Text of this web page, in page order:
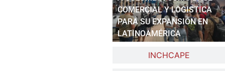
INCHCAPE
COMERCIAL Y LOGISTICA
PARA SU EXPANSIÓN EN
LATINOAMÉRICA